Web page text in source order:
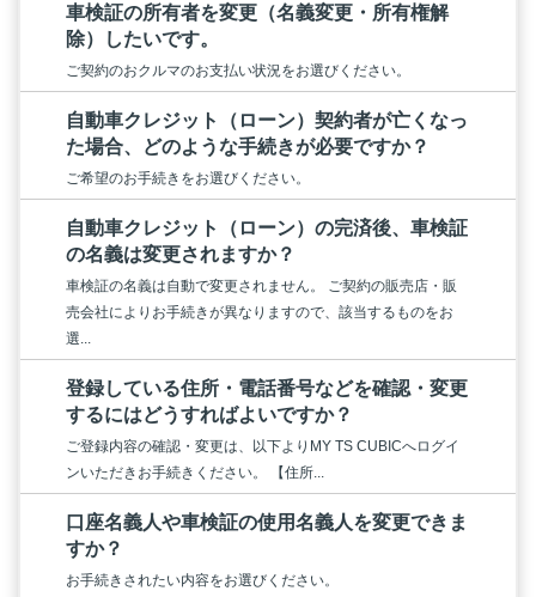
車検証の所有者を変更（名義変更・所有権解
除）したいです。
ご契約のおクルマのお支払い状況をお選びください。
自動車クレジット（ローン）契約者が亡くなっ
た場合、どのような手続きが必要ですか？
ご希望のお手続きをお選びください。
自動車クレジット（ローン）の完済後、車検証
の名義は変更されますか？
車検証の名義は自動で変更されません。 ご契約の販売店・販
売会社によりお手続きが異なりますので、該当するものをお
選...
登録している住所・電話番号などを確認・変更
するにはどうすればよいですか？
ご登録内容の確認・変更は、以下よりMY TS CUBICへログイ
ンいただきお手続きください。 【住所...
口座名義人や車検証の使用名義人を変更できま
すか？
お手続きされたい内容をお選びください。